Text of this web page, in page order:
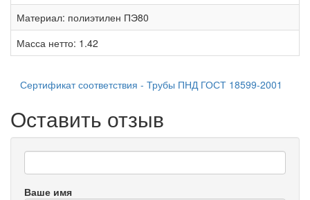
Материал: полиэтилен ПЭ80
Масса нетто: 1.42
Сертификат соответствия - Трубы ПНД ГОСТ 18599-2001
Оставить отзыв
Ваше имя